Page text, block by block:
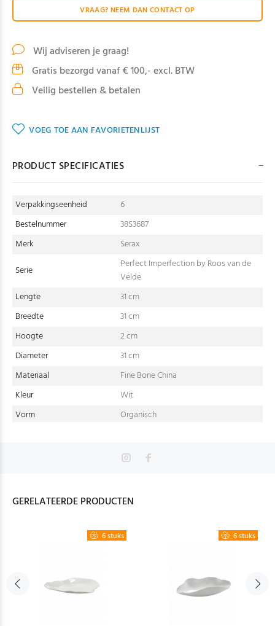
VRAAG? NEEM DAN CONTACT OP
Wij adviseren je graag!
Gratis bezorgd vanaf € 100,- excl. BTW
Veilig bestellen & betalen
VOEG TOE AAN FAVORIETENLIJST
PRODUCT SPECIFICATIES
Verpakkingseenheid
6
Bestelnummer
38S3687
Merk
Serax
Serie
Perfect Imperfection by Roos van de
Velde
Lengte
31 cm
Breedte
31 cm
Hoogte
2 cm
Diameter
31 cm
Materiaal
Fine Bone China
Kleur
Wit
Vorm
Organisch
GERELATEERDE PRODUCTEN
6 stuks 6 stuks